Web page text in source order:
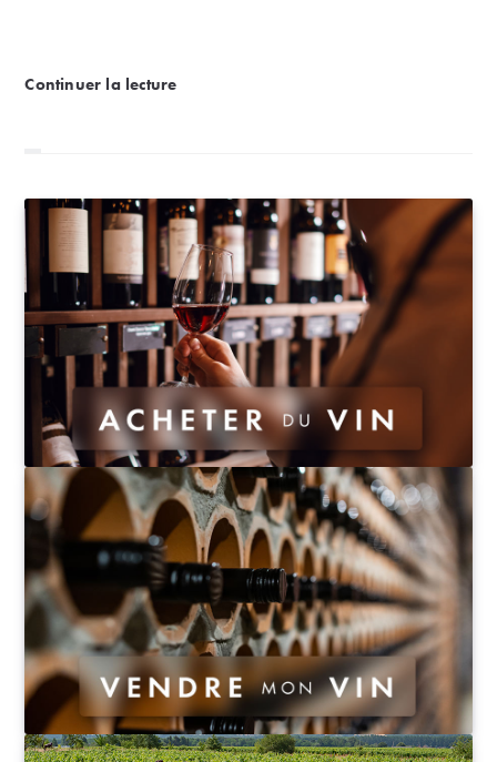
Continuer la lectureLa macération carbonique, c’est quoi ?